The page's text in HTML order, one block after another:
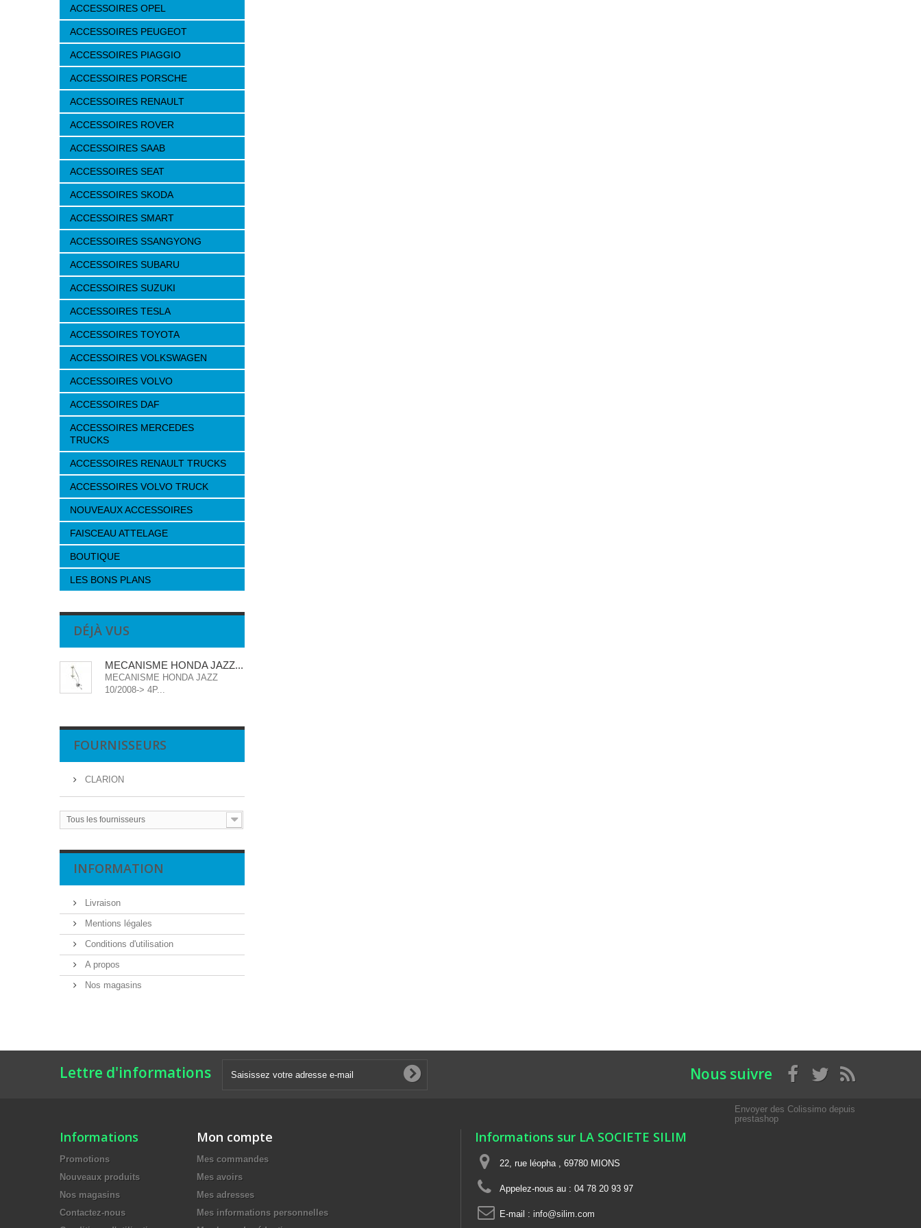
ACCESSOIRES OPEL
ACCESSOIRES PEUGEOT
ACCESSOIRES PIAGGIO
ACCESSOIRES PORSCHE
ACCESSOIRES RENAULT
ACCESSOIRES ROVER
ACCESSOIRES SAAB
ACCESSOIRES SEAT
ACCESSOIRES SKODA
ACCESSOIRES SMART
ACCESSOIRES SSANGYONG
ACCESSOIRES SUBARU
ACCESSOIRES SUZUKI
ACCESSOIRES TESLA
ACCESSOIRES TOYOTA
ACCESSOIRES VOLKSWAGEN
ACCESSOIRES VOLVO
ACCESSOIRES DAF
ACCESSOIRES MERCEDES
TRUCKS
ACCESSOIRES RENAULT TRUCKS
ACCESSOIRES VOLVO TRUCK
NOUVEAUX ACCESSOIRES
FAISCEAU ATTELAGE
BOUTIQUE
LES BONS PLANS
DÉJÀ VUS
MECANISME HONDA JAZZ...
MECANISME HONDA JAZZ
10/2008-> 4P...
FOURNISSEURS
CLARION
Tous les fournisseurs
INFORMATION
Livraison
Mentions légales
Conditions d'utilisation
A propos
Nos magasins
Lettre d'informations Nous suivre
Informations
Promotions
Nouveaux produits
Nos magasins
Contactez-nous
Mon compte
Mes commandes
Mes avoirs
Mes adresses
Mes informations personnelles
Informations sur LA SOCIETE SILIM
22, rue léopha , 69780 MIONS
Appelez-nous au : 04 78 20 93 97
E-mail : info@silim.com
Envoyer des Colissimo depuis
prestashop